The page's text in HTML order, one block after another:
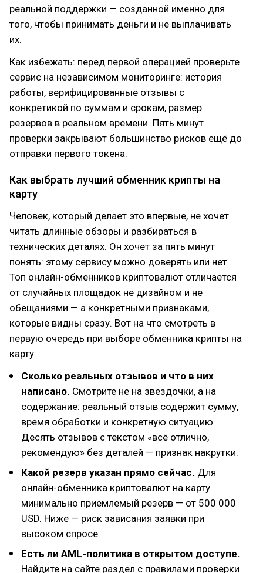
реальной поддержки — созданной именно для
того, чтобы принимать деньги и не выплачивать
их.
Как избежать: перед первой операцией проверьте
сервис на независимом мониторинге: история
работы, верифицированные отзывы с
конкретикой по суммам и срокам, размер
резервов в реальном времени. Пять минут
проверки закрывают большинство рисков ещё до
отправки первого токена.
Как выбрать лучший обменник крипты на
карту
Человек, который делает это впервые, не хочет
читать длинные обзоры и разбираться в
технических деталях. Он хочет за пять минут
понять: этому сервису можно доверять или нет.
Топ онлайн-обменников криптовалют отличается
от случайных площадок не дизайном и не
обещаниями — а конкретными признаками,
которые видны сразу. Вот на что смотреть в
первую очередь при выборе обменника крипты на
карту.
Сколько реальных отзывов и что в них
написано. Смотрите не на звёздочки, а на
содержание: реальный отзыв содержит сумму,
время обработки и конкретную ситуацию.
Десять отзывов с текстом «всё отлично,
рекомендую» без деталей — признак накрутки.
Какой резерв указан прямо сейчас. Для
онлайн-обменника криптовалют на карту
минимально приемлемый резерв — от 500 000
USD. Ниже — риск зависания заявки при
высоком спросе.
Есть ли AML-политика в открытом доступе.
Найдите на сайте раздел с правилами проверки